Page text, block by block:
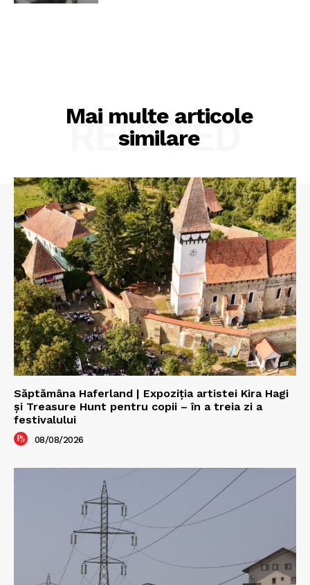
Mai multe articole
similare
RELATED
Săptămâna Haferland | Expoziţia artistei Kira Hagi
şi Treasure Hunt pentru copii – în a treia zi a
festivalului
08/08/2026